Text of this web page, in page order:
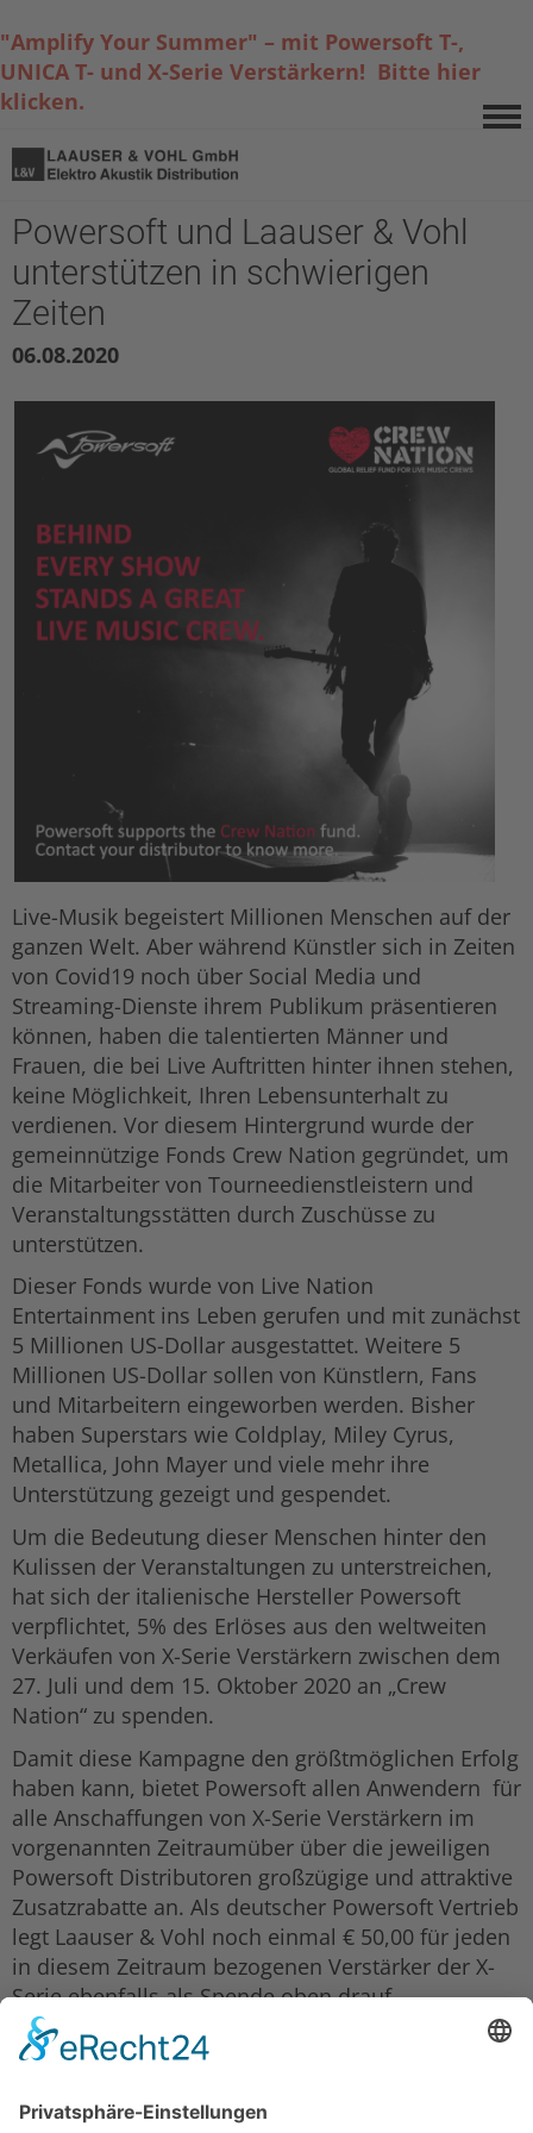
"Amplify Your Summer" – mit Powersoft T-,
UNICA T- und X-Serie Verstärkern! Bitte hier
klicken.
Powersoft und Laauser & Vohl
unterstützen in schwierigen
Zeiten
06.08.2020
Live-Musik begeistert Millionen Menschen auf der
ganzen Welt. Aber während Künstler sich in Zeiten
von Covid19 noch über Social Media und
Streaming-Dienste ihrem Publikum präsentieren
können, haben die talentierten Männer und
Frauen, die bei Live Auftritten hinter ihnen stehen,
keine Möglichkeit, Ihren Lebensunterhalt zu
verdienen. Vor diesem Hintergrund wurde der
gemeinnützige Fonds Crew Nation gegründet, um
die Mitarbeiter von Tourneedienstleistern und
Veranstaltungsstätten durch Zuschüsse zu
unterstützen.
Dieser Fonds wurde von Live Nation
Entertainment ins Leben gerufen und mit zunächst
5 Millionen US-Dollar ausgestattet. Weitere 5
Millionen US-Dollar sollen von Künstlern, Fans
und Mitarbeitern eingeworben werden. Bisher
haben Superstars wie Coldplay, Miley Cyrus,
Metallica, John Mayer und viele mehr ihre
Unterstützung gezeigt und gespendet.
Um die Bedeutung dieser Menschen hinter den
Kulissen der Veranstaltungen zu unterstreichen,
hat sich der italienische Hersteller Powersoft
verpflichtet, 5% des Erlöses aus den weltweiten
Verkäufen von X-Serie Verstärkern zwischen dem
27. Juli und dem 15. Oktober 2020 an „Crew
Nation“ zu spenden.
Damit diese Kampagne den größtmöglichen Erfolg
haben kann, bietet Powersoft allen Anwendern für
alle Anschaffungen von X-Serie Verstärkern im
vorgenannten Zeitraumüber über die jeweiligen
Powersoft Distributoren großzügige und attraktive
Zusatzrabatte an. Als deutscher Powersoft Vertrieb
legt Laauser & Vohl noch einmal € 50,00 für jeden
in diesem Zeitraum bezogenen Verstärker der X-
Serie ebenfalls als Spende oben drauf.
Für weitere Informationen wenden Sie sich bitte
unsere Mitarbeiter im Aussendienst und im
Backoffice. Lassen Sie uns diese Aktion
gemeinsam zu einem außergewöhnlichen Erfolg